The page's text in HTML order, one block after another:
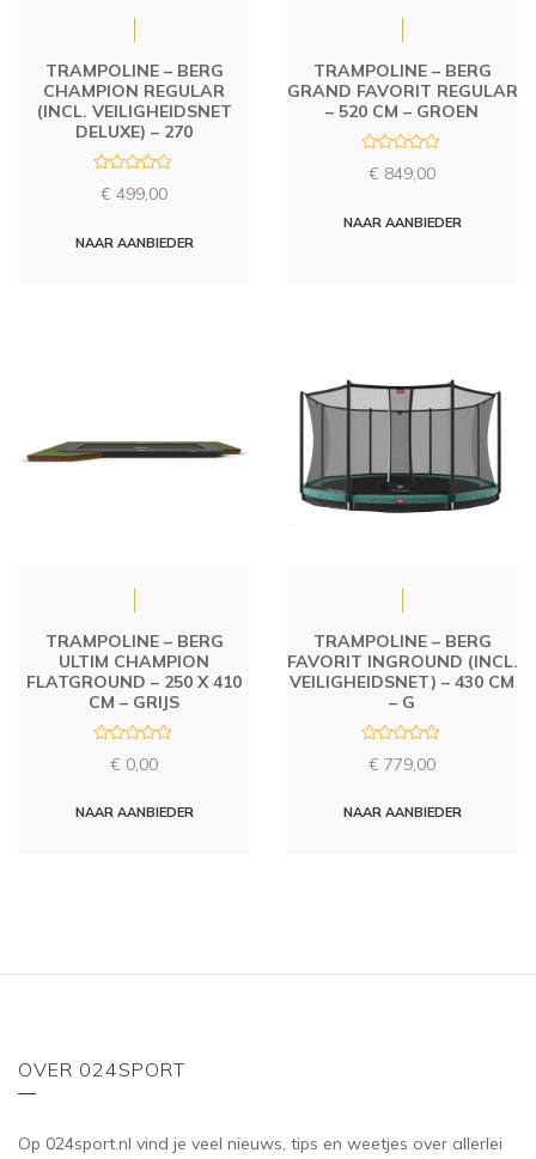
TRAMPOLINE – BERG
CHAMPION REGULAR
(INCL. VEILIGHEIDSNET
DELUXE) – 270
a
d
€ 499,00
NAAR AANBIEDER
TRAMPOLINE – BERG
GRAND FAVORIT REGULAR
– 520 CM – GROEN
a
d
€ 849,00
NAAR AANBIEDER
TRAMPOLINE – BERG
ULTIM CHAMPION
FLATGROUND – 250 X 410
CM – GRIJS
d
€ 0,00
NAAR AANBIEDER
TRAMPOLINE – BERG
FAVORIT INGROUND (INCL.
VEILIGHEIDSNET) – 430 CM
– G
a
d
€ 779,00
NAAR AANBIEDER
OVER 024SPORT
Op 024sport.nl vind je veel nieuws, tips en weetjes over allerlei